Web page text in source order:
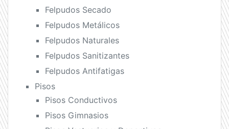
Felpudos Secado
Felpudos Metálicos
Felpudos Naturales
Felpudos Sanitizantes
Felpudos Antifatigas
Pisos
Pisos Conductivos
Pisos Gimnasios